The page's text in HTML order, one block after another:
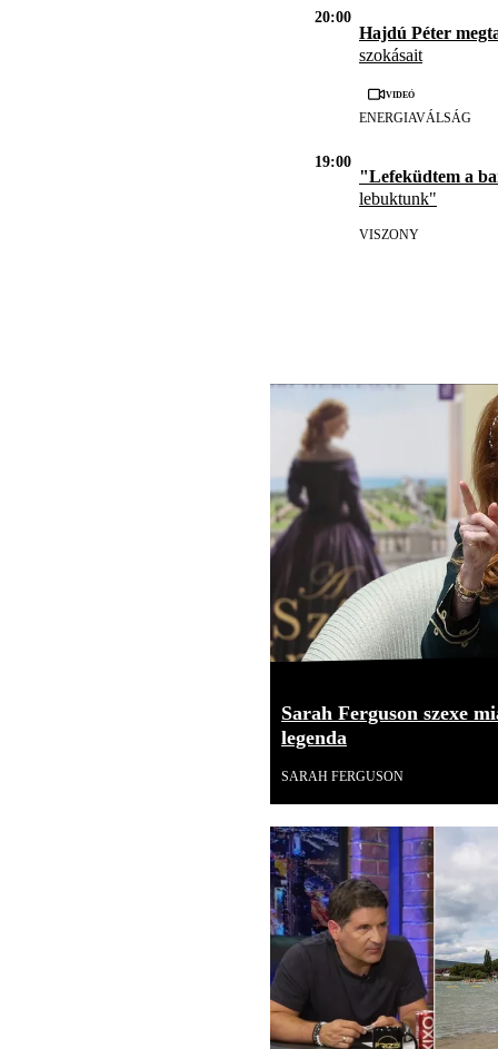
20:00
Hajdú Péter
szokásait
Videó
ENERGIAVÁLSÁG
19:00
"Lefeküdtem a
lebuktunk"
VISZONY
Sarah Ferguson szexe
legenda
SARAH FERGUSON